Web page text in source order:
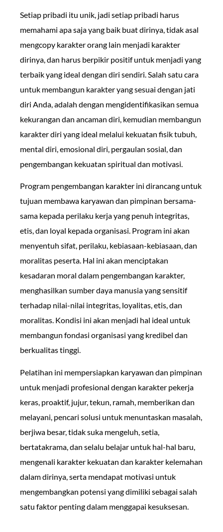
Setiap pribadi itu unik, jadi setiap pribadi harus
memahami apa saja yang baik buat dirinya, tidak asal
mengcopy karakter orang lain menjadi karakter
dirinya, dan harus berpikir positif untuk menjadi yang
terbaik yang ideal dengan diri sendiri. Salah satu cara
untuk membangun karakter yang sesuai dengan jati
diri Anda, adalah dengan mengidentifikasikan semua
kekurangan dan ancaman diri, kemudian membangun
karakter diri yang ideal melalui kekuatan fisik tubuh,
mental diri, emosional diri, pergaulan sosial, dan
pengembangan kekuatan spiritual dan motivasi.
Program pengembangan karakter ini dirancang untuk
tujuan membawa karyawan dan pimpinan bersama-
sama kepada perilaku kerja yang penuh integritas,
etis, dan loyal kepada organisasi. Program ini akan
menyentuh sifat, perilaku, kebiasaan-kebiasaan, dan
moralitas peserta. Hal ini akan menciptakan
kesadaran moral dalam pengembangan karakter,
menghasilkan sumber daya manusia yang sensitif
terhadap nilai-nilai integritas, loyalitas, etis, dan
moralitas. Kondisi ini akan menjadi hal ideal untuk
membangun fondasi organisasi yang kredibel dan
berkualitas tinggi.
Pelatihan ini mempersiapkan karyawan dan pimpinan
untuk menjadi profesional dengan karakter pekerja
keras, proaktif, jujur, tekun, ramah, memberikan dan
melayani, pencari solusi untuk menuntaskan masalah,
berjiwa besar, tidak suka mengeluh, setia,
bertatakrama, dan selalu belajar untuk hal-hal baru,
mengenali karakter kekuatan dan karakter kelemahan
dalam dirinya, serta mendapat motivasi untuk
mengembangkan potensi yang dimiliki sebagai salah
satu faktor penting dalam menggapai kesuksesan.